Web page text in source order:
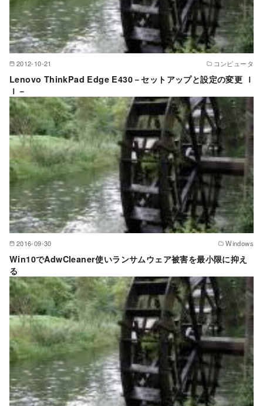
2012-10-21 コンピュータ
Lenovo ThinkPad Edge E430－セットアップと設定の変更 Ｉ
Ｉ－
2016-09-30 Windows
Win10でAdwCleaner使いランサムウェア被害を最小限に抑え
る